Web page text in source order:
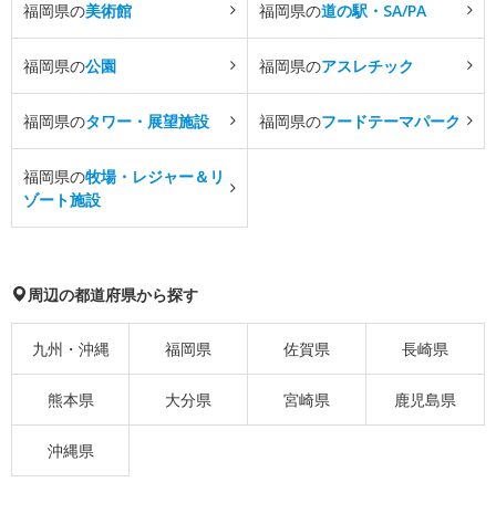
福岡県の美術館 福岡県の道の駅・SA/PA
福岡県の公園 福岡県のアスレチック
福岡県のタワー・展望施設 福岡県のフードテーマパーク
福岡県の牧場・レジャー＆リ
ゾート施設
周辺の都道府県から探す
九州・沖縄 福岡県 佐賀県 長崎県
熊本県 大分県 宮崎県 鹿児島県
沖縄県